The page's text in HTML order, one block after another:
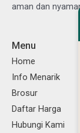
aman dan
Menu
Home
Info Menarik
Brosur
Daftar Harga
Hubungi Kami